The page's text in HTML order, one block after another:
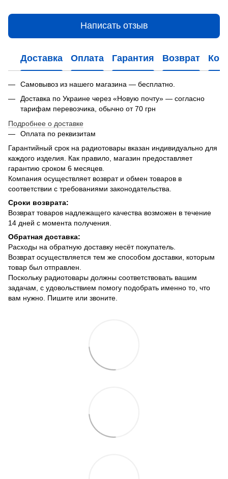
Написать отзыв
Доставка Оплата Гарантия Возврат
Самовывоз из нашего магазина — бесплатно.
Доставка по Украине через «Новую почту» — согласно
тарифам перевозчика, обычно от 70 грн
Подробнее о доставке
Оплата по реквизитам
Гарантийный срок на радиотовары вказан индивидуально для
каждого изделия. Как правило, магазин предоставляет
гарантию сроком 6 месяцев.
Компания осуществляет возврат и обмен товаров в
соответствии с требованиями законодательства.
Сроки возврата:
Возврат товаров надлежащего качества возможен в течение
14 дней с момента получения.
Обратная доставка:
Расходы на обратную доставку несёт покупатель.
Возврат осуществляется тем же способом доставки, которым
товар был отправлен.
Поскольку радиотовары должны соответствовать вашим
задачам, с удовольствием помогу подобрать именно то, что
вам нужно. Пишите или звоните.